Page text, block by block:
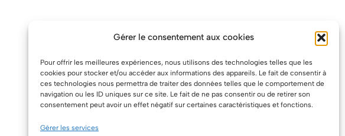
Gérer le consentement aux cookies
Pour offrir les meilleures expériences, nous utilisons des technologies telles que les
cookies pour stocker et/ou accéder aux informations des appareils. Le fait de consentir à
ces technologies nous permettra de traiter des données telles que le comportement de
navigation ou les ID uniques sur ce site. Le fait de ne pas consentir ou de retirer son
consentement peut avoir un effet négatif sur certaines caractéristiques et fonctions.
Gérer les services